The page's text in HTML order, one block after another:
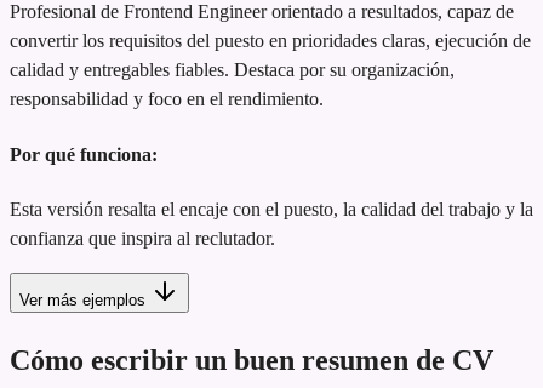
Profesional de Frontend Engineer orientado a resultados, capaz de
convertir los requisitos del puesto en prioridades claras, ejecución de
calidad y entregables fiables. Destaca por su organización,
responsabilidad y foco en el rendimiento.
Por qué funciona:
Esta versión resalta el encaje con el puesto, la calidad del trabajo y la
confianza que inspira al reclutador.
Ver más ejemplos
Cómo escribir un buen resumen de CV